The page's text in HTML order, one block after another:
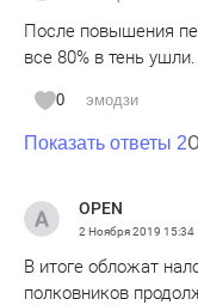
После повышения
все 80% в тень
0 эмодзи
Показать ответы 2
OPEN
2 Ноября 2019 15:34
В итоге обложат
полковников